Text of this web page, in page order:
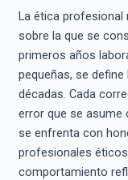
La ética profesional
sobre la que se
primeros años
pequeñas, se
décadas. Cada
error que se asume
se enfrenta con
profesionales
comportamiento